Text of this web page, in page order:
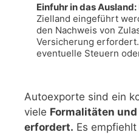
Einfuhr in das Ausland:
Zielland eingeführt
den Nachweis von
Versicherung
eventuelle Steuern
Autoexporte sind ein
viele Formalitäten
erfordert. Es